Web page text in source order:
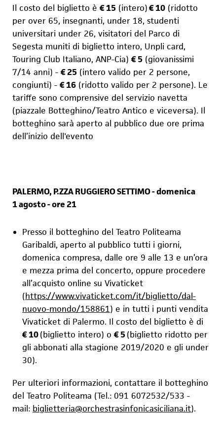
Il costo del biglietto è € 15 (intero)€ 10 (ridotto
per over 65, insegnanti, under 18, studenti
universitari under 26, visitatori del Parco di
Segesta muniti di biglietto intero, Unpli card,
Touring Club Italiano, ANP-Cia) € 5 (giovanissimi
7/14 anni) - € 25 (intero valido per 2 persone,
congiunti) - € 16 (ridotto valido per 2 persone). Le
tariffe sono comprensive del servizio navetta
(piazzale Botteghino/Teatro Antico e viceversa). Il
botteghino sarà aperto al pubblico due ore prima
dell’inizio dell'evento
PALERMO, P.ZZA RUGGIERO SETTIMO - domenica
1 agosto - ore 21
Presso il botteghino del Teatro Politeama
Garibaldi, aperto al pubblico tutti i giorni,
domenica compresa, dalle ore 9 alle 13 e un’ora
e mezza prima del concerto, oppure procedere
all’acquisto online su Vivaticket
(https://www.vivaticket.com/it/biglietto/dal-
nuovo-mondo/158861) e in tutti i punti vendita
Vivaticket di Palermo. Il costo del biglietto è di
€ 10(biglietto intero) o € 5(biglietto ridotto per
gli abbonati alla stagione 2019/2020 e gli under
30).
Per ulteriori informazioni, contattare il botteghino
del Teatro Politeama (Tel.: 091 6072532/533 -
mail: biglietteria@orchestrasinfonicasiciliana.it).